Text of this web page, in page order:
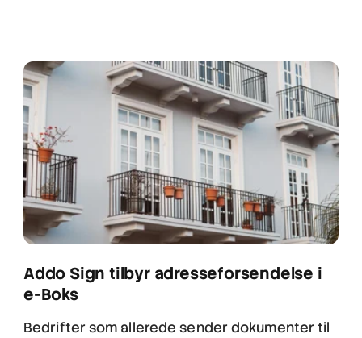
Addo Sign tilbyr adresseforsendelse i
e-Boks
Bedrifter som allerede sender dokumenter til